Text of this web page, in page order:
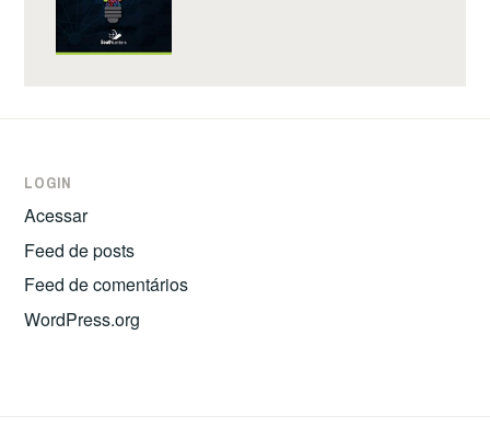
LOGIN
Acessar
Feed de posts
Feed de comentários
WordPress.org